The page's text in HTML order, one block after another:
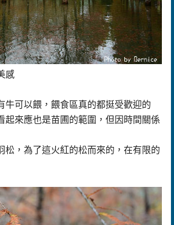
感
牛可以餵，餵食區真的都挺受歡迎的
起來應也是苗圃的範圍，但因時間關係
松，為了這火紅的松而來的，在有限的